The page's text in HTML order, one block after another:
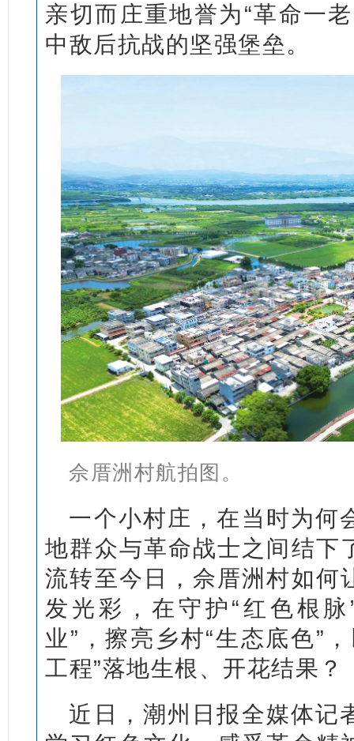
亲切而庄重地誉为“革命一
中敌后抗战的坚强堡垒。
佘厝洲村航拍图。
一个小村庄，在当时为何
地群众与革命战士之间结下
流转至今日，佘厝洲村如何
发光彩，在守护“红色根
业”，擦亮乡村“生态底色”
工程”落地生根、开花结果？
近日，潮州日报全媒体记